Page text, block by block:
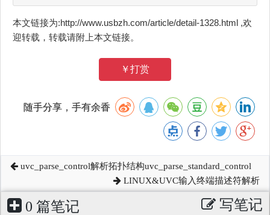
本文链接为:http://www.usbzh.com/article/detail-1328.html ,欢
迎转载，转载请附上本文链接。
￥打赏
随手分享，手有余香
uvc_parse_control解析拓扑结构uvc_parse_standard_control
LINUX&UVC输入终端描述符解析
0 篇笔记 写笔记